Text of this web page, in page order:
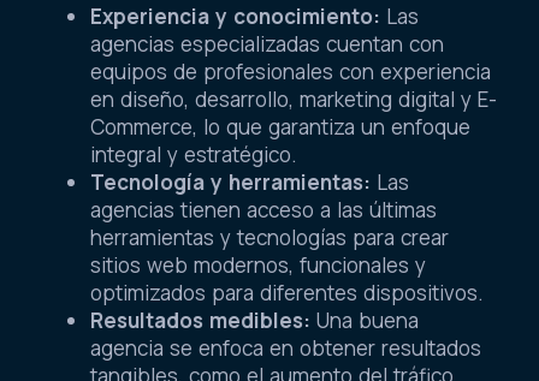
Experiencia y conocimiento: Las
agencias especializadas cuentan con
equipos de profesionales con experiencia
en diseño, desarrollo, marketing digital y E-
Commerce, lo que garantiza un enfoque
integral y estratégico.
Tecnología y herramientas: Las
agencias tienen acceso a las últimas
herramientas y tecnologías para crear
sitios web modernos, funcionales y
optimizados para diferentes dispositivos.
Resultados medibles: Una buena
agencia se enfoca en obtener resultados
tangibles, como el aumento del tráfico